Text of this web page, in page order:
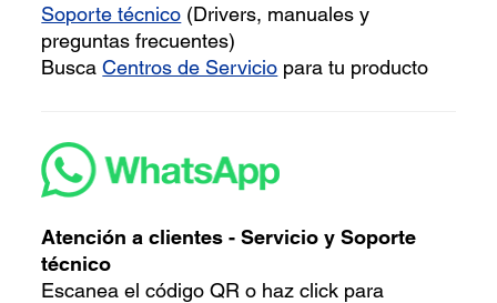
Soporte técnico (Drivers, manuales y
preguntas frecuentes)
BuscaCentros de Servicio para tu producto
Atención a clientes - Servicio y Soporte
técnico
Escanea el código QR o haz click para